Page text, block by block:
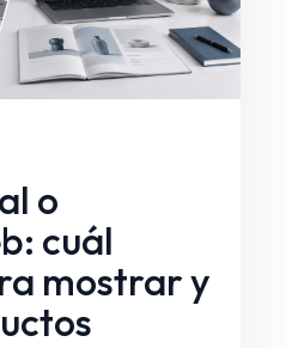
o
cuál
mostrar y